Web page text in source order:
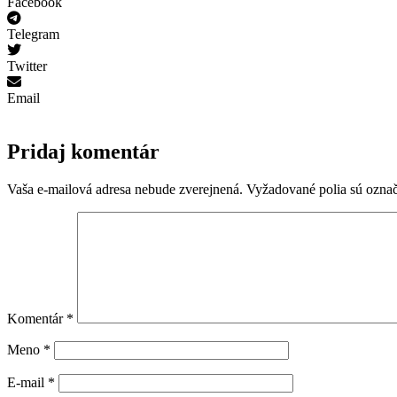
Telegram
Twitter
Email
Pridaj komentár
Vaša e-mailová adresa nebude zverejnená. Vyžadované polia sú
Komentár *
Meno *
E-mail *